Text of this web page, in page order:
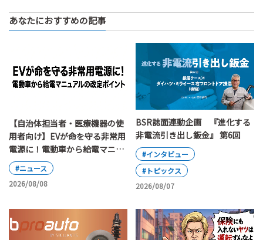
あなたにおすすめの記事
【自治体担当者・医療機器の使
用者向け】EVが命を守る非常用
電源に！電動車から給電マニュ
アルの改定ポイント
#ニュース
2026/08/08
BSR誌面連動企画 『進化する
非電流引き出し鈑金』 第6回
#インタビュー
#トピックス
2026/08/07